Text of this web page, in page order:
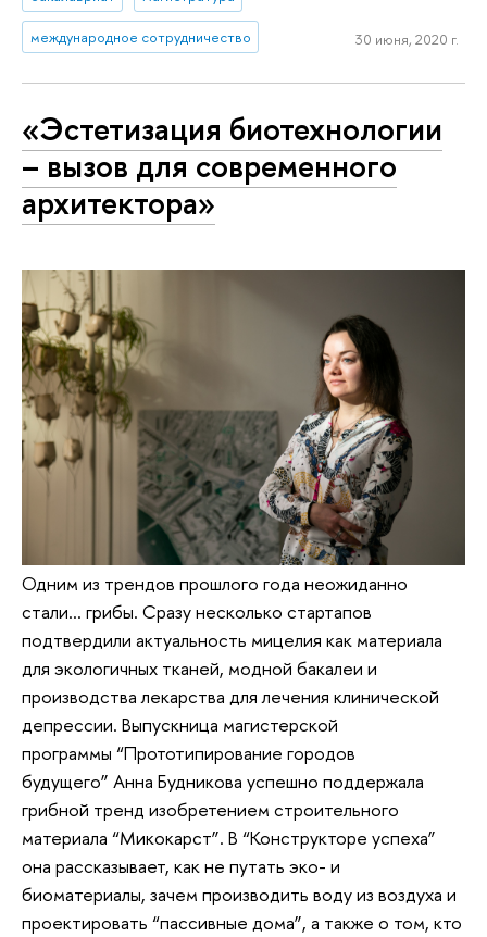
международное сотрудничество 30 июня, 2020 г.
«Эстетизация биотехнологии
– вызов для современного
архитектора»
Одним из трендов прошлого года неожиданно
стали… грибы. Сразу несколько стартапов
подтвердили актуальность мицелия как материала
для экологичных тканей, модной бакалеи и
производства лекарства для лечения клинической
депрессии. Выпускница магистерской
программы “Прототипирование городов
будущего” Анна Будникова успешно поддержала
грибной тренд изобретением строительного
материала “Микокарст”. В “Конструкторе успеха”
она рассказывает, как не путать эко- и
биоматериалы, зачем производить воду из воздуха и
проектировать “пассивные дома”, а также о том, кто